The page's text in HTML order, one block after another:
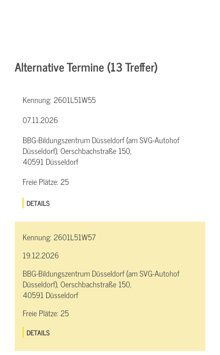
Alternative Termine (13 Treffer)
Kennung:2601L51W55
07.11.2026
BBG-Bildungszentrum Düsseldorf (am SVG-Autohof
Düsseldorf), Oerschbachstraße 150,
40591 Düsseldorf
Freie Plätze:25
DETAILS
Kennung:2601L51W57
19.12.2026
BBG-Bildungszentrum Düsseldorf (am SVG-Autohof
Düsseldorf), Oerschbachstraße 150,
40591 Düsseldorf
Freie Plätze:25
DETAILS